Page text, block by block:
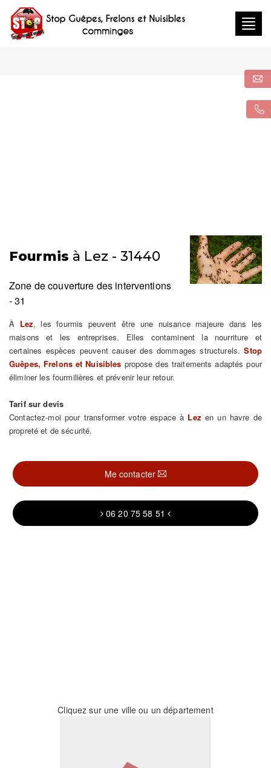
Fourmis à Lez - 31440
Zone de couverture des interventions
- 31
À Lez, les fourmis peuvent être une nuisance majeure dans les
maisons et les entreprises. Elles contaminent la nourriture et
certaines espèces peuvent causer des dommages structurels.Stop
Guêpes, Frelons et Nuisibles propose des traitements adaptés pour
éliminer les fourmilières et prévenir leur retour.
Tarif sur devis
Contactez-moi pour transformer votre espace à Lez en un havre de
propreté et de sécurité.
Me contacter
06 20 75 58 51
Cliquez sur une ville ou un département